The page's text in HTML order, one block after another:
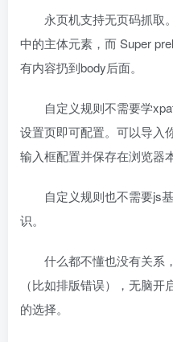
永页机支持无页码抓取
中的主体元素，而 Super
有内容扔到body后面。
自定义规则不需要学
设置页即可配置。可以导入
输入框配置并保存在浏览器本
自定义规则也不需要js
识。
什么都不懂也没有关系
（比如排版错误），无脑
的选择。